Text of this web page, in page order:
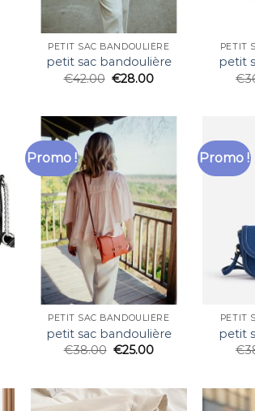
PETIT SAC BANDOULIÈRE
petit sac bandoulière
€42.00 €28.00
PETIT
petit
€
Promo !
PETIT SAC BANDOULIÈRE
petit sac bandoulière
€38.00 €25.00
Promo !
PETIT
petit
€